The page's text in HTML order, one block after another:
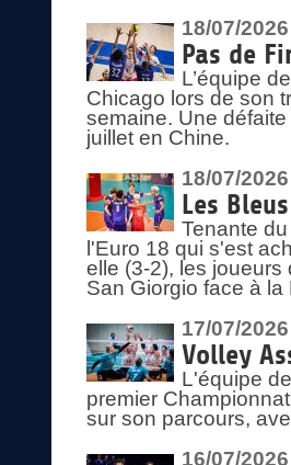
18/07/2026
Pas de
L’équipe
Chicago lors de son
semaine. Une
juillet en Chine.
18/07/2026
Les
Tenante
l'Euro 18 qui s'est
elle (3-2), les
San Giorgio face à la
17/07/2026
Volley
L'équipe
premier
sur son parcours,
16/07/2026